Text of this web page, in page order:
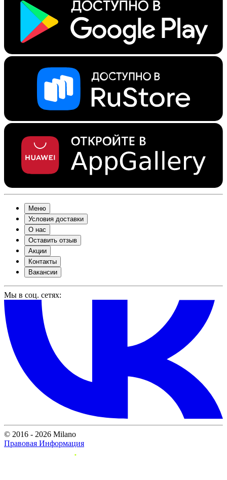
Меню
Условия доставки
О нас
Оставить отзыв
Акции
Контакты
Вакансии
Мы в соц. сетях:
© 2016 - 2026 Milano
Правовая Информация